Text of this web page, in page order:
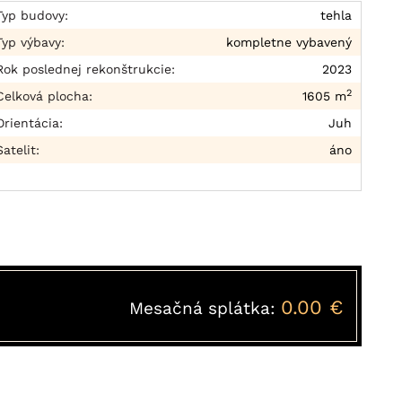
budovy:
tehla
výbavy:
kompletne vybavený
poslednej rekonštrukcie:
2023
plocha:
1605 m2
Juh
áno
Mesačná splátka: 0.00 €